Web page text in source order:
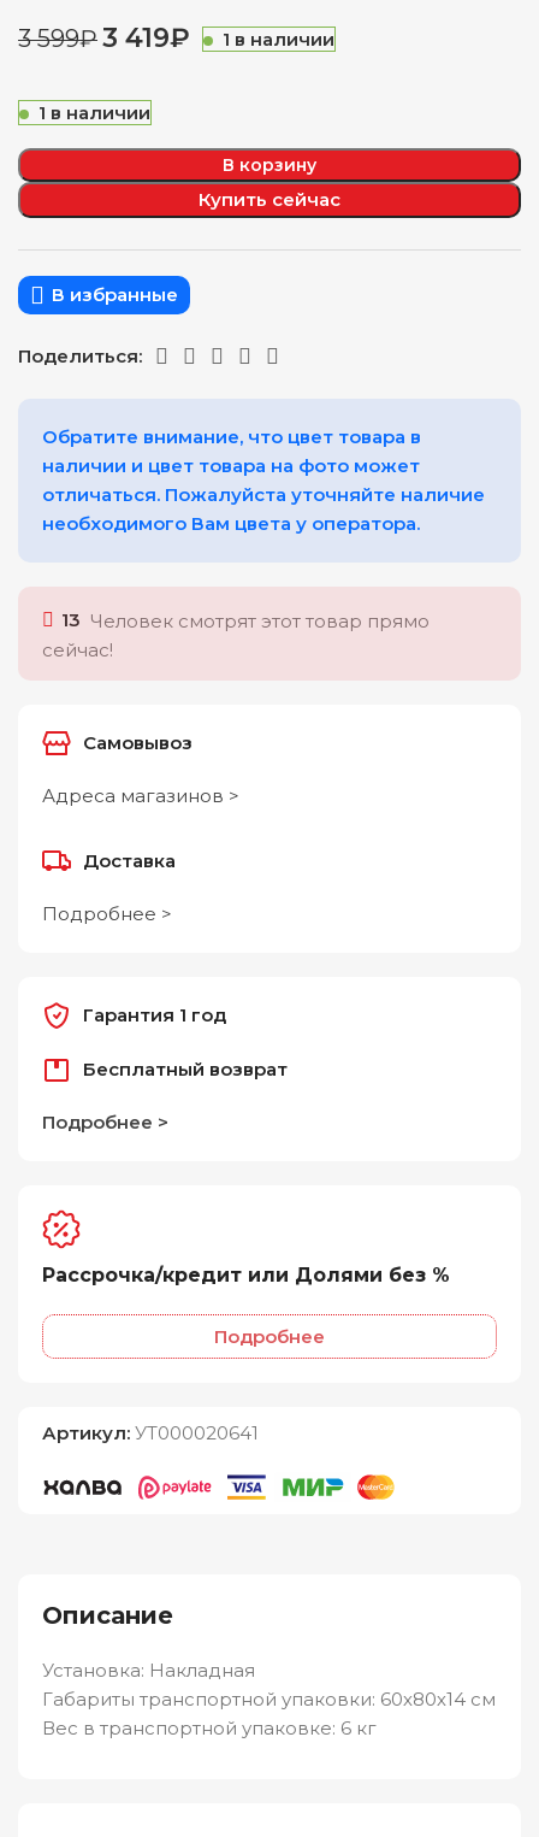
3 599₽3 419₽ 1 в наличии
1 в наличии
В корзину
Купить сейчас
В избранные
Поделиться:
Обратите внимание, что цвет товара в
наличии и цвет товара на фото может
отличаться. Пожалуйста уточняйте наличие
необходимого Вам цвета у оператора.
13 Человек смотрят этот товар прямо
сейчас!
Самовывоз
Адреса магазинов >
Доставка
Подробнее >
Гарантия 1 год
Бесплатный возврат
Подробнее >
Рассрочка/кредит или Долями без %
Подробнее
Артикул:УТ000020641
Описание
Установка: Накладная
Габариты транспортной упаковки: 60х80х14 см
Вес в транспортной упаковке: 6 кг